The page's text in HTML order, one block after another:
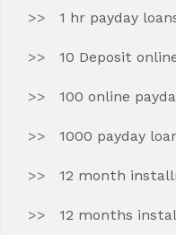
1 hr payday
10 Deposit
100 online
1000 payday
12 month
12 months